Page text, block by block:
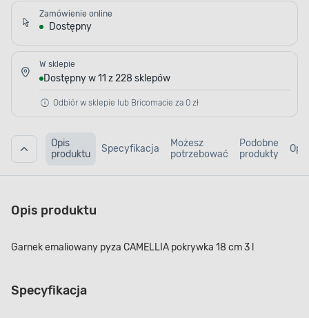
Zamówienie online
Dostępny
W sklepie
Dostępny w 11 z 228 sklepów
Odbiór w sklepie lub Bricomacie za 0 zł
Opis
produktu
Specyfikacja
Możesz
potrzebować
Podobne
produkty
Opis produktu
Garnek emaliowany pyza CAMELLIA pokrywka 18 cm 3 l
Specyfikacja